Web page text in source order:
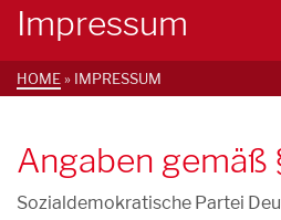
Impressum
HOME» IMPRESSUM
Angaben gemäß
Sozialdemokratische Partei